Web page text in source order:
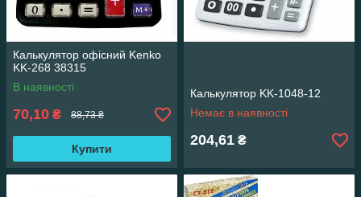
Калькулятор офісний Kenko
KK-268 38315
В наявності
70,10 ₴ 88,73 ₴
Купити
Калькулятор KK-1048-12
Немає в наявності
204,61 ₴